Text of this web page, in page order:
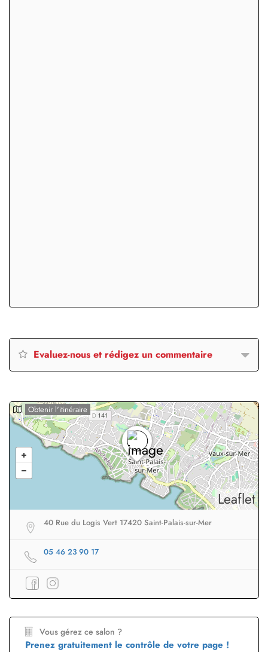
Evaluez-nous et rédigez un commentaire
Leaflet
Obtenir l'itinéraire
40 Rue du Logis Vert 17420 Saint-Palais-sur-Mer
05 46 23 90 17
Vous gérez ce salon ?
Prenez gratuitement le contrôle de votre page !